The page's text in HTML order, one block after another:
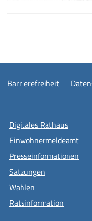
Barrierefreiheit
Digitales Rathaus
Einwohnermeldeamt
Presseinformationen
Satzungen
Wahlen
Ratsinformation